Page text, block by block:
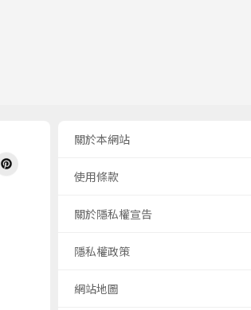
關於本網站
使用條款
關於隱私權宣告
隱私權政策
網站地圖